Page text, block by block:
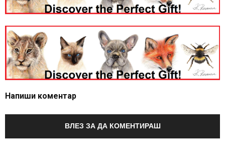
Напиши коментар
ВЛЕЗ ЗА ДА КОМЕНТИРАШ